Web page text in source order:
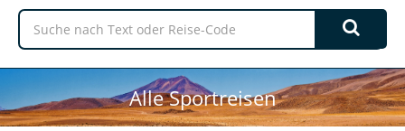
Alle Sportreisen